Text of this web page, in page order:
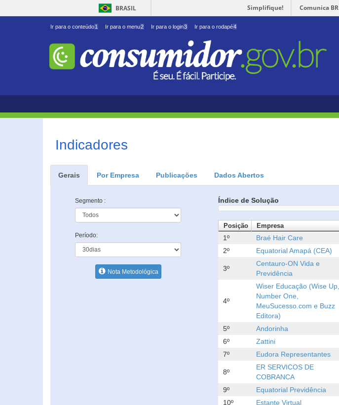
BRASIL Simplifique! Comunica BR
Ir para o conteúdo1 Ir para o menu2 Ir para o login3 Ir para o rodapé4
Indicadores
Gerais Por Empresa Publicações Dados Abertos
Segmento :
Período:
Nota Metodológica
Índice de Solução
Posição Empresa
1º Braé Hair Care
2º
Equatorial Amapá (CEA)
3º
Centauro-ON Vida e
Previdência
4º
Wiser Educação (Wise Up,
Number One,
MeuSucesso.com e Buzz
Editora)
5º Andorinha
6º
Zattini
7º
Eudora Representantes
8º
ER SERVICOS DE
COBRANCA
9º Equatorial Previdência
10º
Estante Virtual